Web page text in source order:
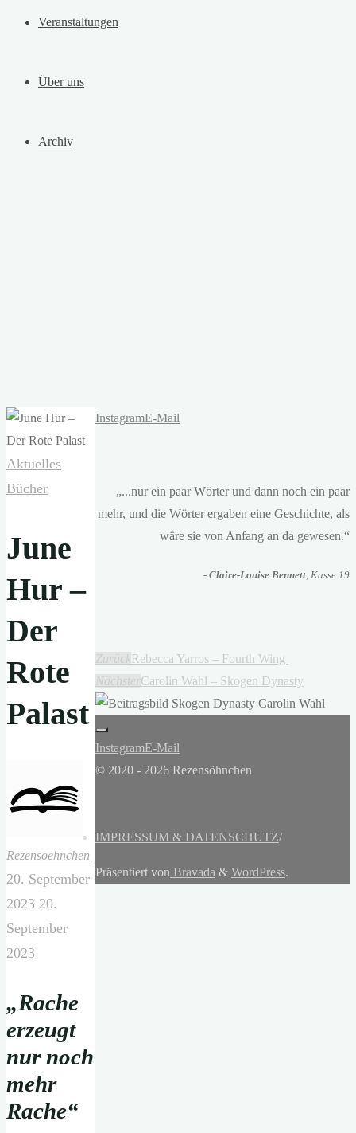
Veranstaltungen
Über uns
Archiv
Aktuelles
Bücher
June
Hur –
Der
Rote
Palast
Rezensoehnchen
20. September
2023 20.
September
2023
„Rache
erzeugt
nur noch
mehr
Rache“
InstagramE-Mail
„...nur ein paar Wörter und dann noch ein paar
mehr, und die Wörter ergaben eine Geschichte, als
wäre sie von Anfang an da gewesen.“
- Claire-Louise Bennett, Kasse 19
ZurückRebecca Yarros – Fourth Wing
NächsterCarolin Wahl – Skogen Dynasty
InstagramE-Mail
© 2020 - 2026 Rezensöhnchen
IMPRESSUM & DATENSCHUTZ/
Präsentiert von Bravada & WordPress.